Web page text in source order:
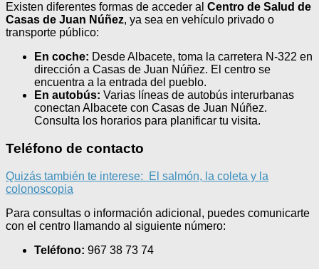
Existen diferentes formas de acceder al Centro de Salud de
Casas de Juan Núñez, ya sea en vehículo privado o
transporte público:
En coche: Desde Albacete, toma la carretera N-322 en
dirección a Casas de Juan Núñez. El centro se
encuentra a la entrada del pueblo.
En autobús: Varias líneas de autobús interurbanas
conectan Albacete con Casas de Juan Núñez.
Consulta los horarios para planificar tu visita.
Teléfono de contacto
Quizás también te interese:
El salmón, la coleta y la
colonoscopia
Para consultas o información adicional, puedes comunicarte
con el centro llamando al siguiente número:
Teléfono: 967 38 73 74